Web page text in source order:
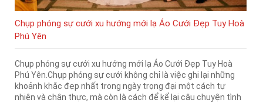
Chụp phóng sự cưới xu hướng mới lạ Áo Cưới Đẹp Tuy Hoà
Phú Yên
Chụp phóng sự cưới xu hướng mới lạ Áo Cưới Đẹp Tuy Hoà
Phú Yên.Chụp phóng sự cưới không chỉ là việc ghi lại những
khoảnh khắc đẹp nhất trong ngày trọng đại một cách tự
nhiên và chân thực, mà còn là cách để kể lại câu chuyện tình